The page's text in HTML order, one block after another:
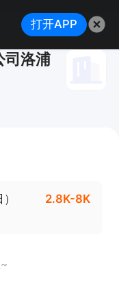
司洛浦
2.8K-8K
打开APP